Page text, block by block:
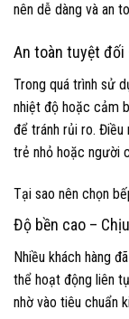
nên dễ dàng và an
An toàn tuyệt đối
Trong quá trình sử
nhiệt độ hoặc cảm
để tránh rủi ro. Điều
trẻ nhỏ hoặc người
Tại sao nên chọn
Độ bền cao –
Nhiều khách hàng
thể hoạt động liên
nhờ vào tiêu chuẩn